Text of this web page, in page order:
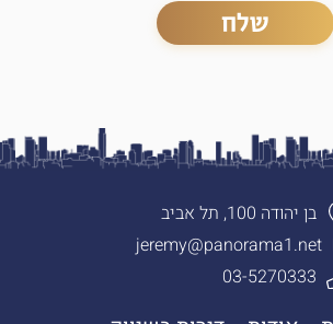
בן יהודה 100, תל אביב
jeremy@panorama1.net
03-5270333